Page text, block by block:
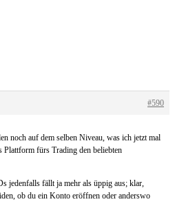
#590
noch auf dem selben Niveau, was ich jetzt mal
Plattform fürs Trading den beliebten
jedenfalls fällt ja mehr als üppig aus; klar,
ob du ein Konto eröffnen oder anderswo